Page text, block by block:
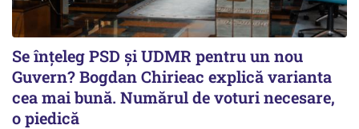
Se înţeleg PSD şi UDMR pentru un nou
Guvern? Bogdan Chirieac explică varianta
cea mai bună. Numărul de voturi necesare,
o piedică